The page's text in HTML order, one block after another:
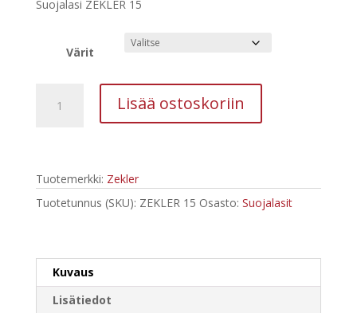
Suojalasi ZEKLER 15
Värit
tai
Ruskea
Lisää ostoskoriin
Tuotemerkki: Zekler
Tuotetunnus (SKU): ZEKLER 15 Osasto: Suojalasit
Kuvaus
Lisätiedot